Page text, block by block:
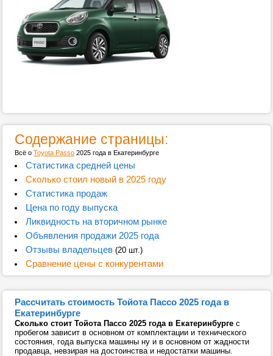
Содержание страницы:
Всё о Toyota Passo 2025 года в Екатеринбурге
Статистика средней цены
Сколько стоил новый в 2025 году
Статистика продаж
Цена по году выпуска
Ликвидность на вторичном рынке
Объявления продажи 2025 года
Отзывы владельцев(20 шт.)
Сравнение цены с конкурентами
Рассчитать стоимость Тойота Пассо 2025 года в
Екатеринбурге
Сколько стоит Тойота Пассо 2025 года в Екатеринбурге с
пробегом зависит в основном от комплектации и технического
состояния, года выпуска машины ну и в основном от жадности
продавца, невзирая на достоинства и недостатки машины.